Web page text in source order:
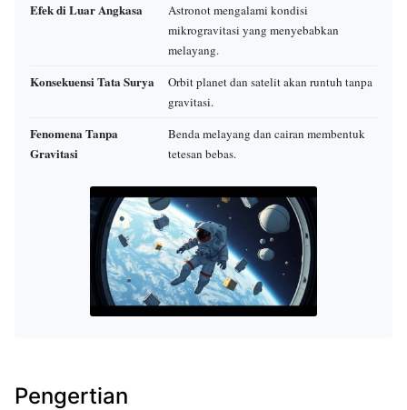
Efek di Luar Angkasa
Astronot mengalami kondisi
mikrogravitasi yang menyebabkan
melayang.
Konsekuensi Tata Surya
Orbit planet dan satelit akan runtuh tanpa
gravitasi.
Fenomena Tanpa
Gravitasi
Benda melayang dan cairan membentuk
tetesan bebas.
Pengertian